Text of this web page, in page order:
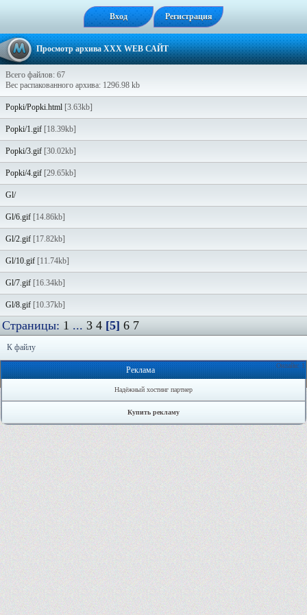
Вход Регистрация
Просмотр архива XXX WEB САЙТ
Всего файлов: 67
Вес распакованного архива: 1296.98 kb
Popki/Popki.html [3.63kb]
Popki/1.gif [18.39kb]
Popki/3.gif [30.02kb]
Popki/4.gif [29.65kb]
Gl/
Gl/6.gif [14.86kb]
Gl/2.gif [17.82kb]
Gl/10.gif [11.74kb]
Gl/7.gif [16.34kb]
Gl/8.gif [10.37kb]
Страницы: 1 ... 3 4 [5] 6 7
К файлу
Онлайн: 1
Реклама
Надёжный хостинг партнер
Купить рекламу